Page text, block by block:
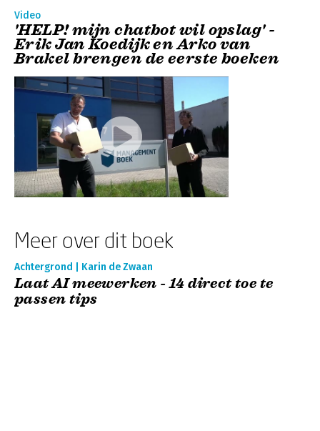
Video
'HELP! mijn chatbot wil opslag' -
Erik Jan Koedijk en Arko van
Brakel brengen de eerste boeken
Meer over dit boek
Achtergrond | Karin de Zwaan
Laat AI meewerken - 14 direct toe te
passen tips